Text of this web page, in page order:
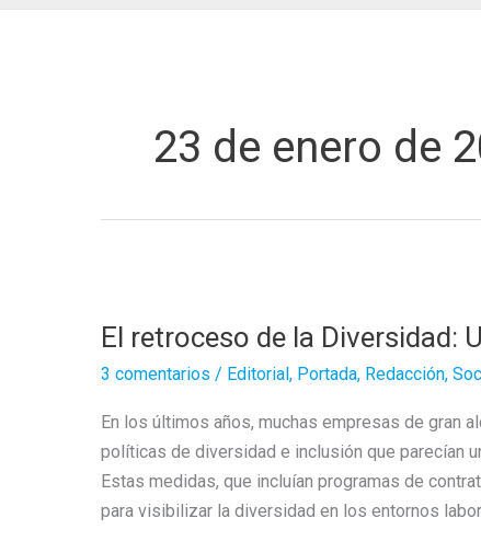
23 de enero de
El retroceso de la Diversidad:
3 comentarios / Editorial , Portada, Redacción,
En los últimos años, muchas empresas de gran
políticas de diversidad e inclusión que parecían
Estas medidas, que incluían programas de
para visibilizar la diversidad en los entornos